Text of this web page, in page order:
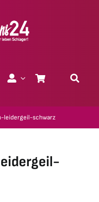
leidergeil-schwarz